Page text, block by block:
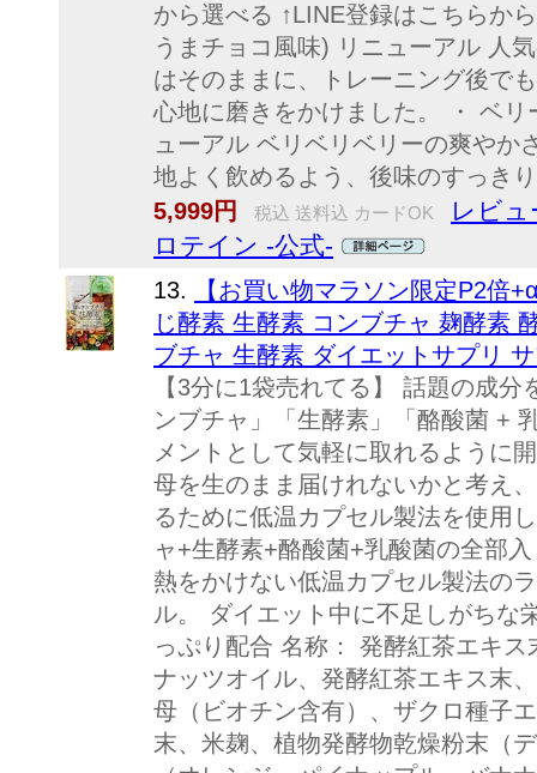
から選べる ↑LINE登録はこちらか
うまチョコ風味) リニューアル 人
はそのままに、トレーニング後で
心地に磨きをかけました。 ・ ベ
ューアル ベリベリベリーの爽やか
地よく飲めるよう、後味のすっき
5,999円
税込 送料込 カードOK
レビュ
ロテイン -公式-
13.
【お買い物マラソン限定P2倍
じ酵素 生酵素 コンブチャ 麹酵素
ブチャ 生酵素 ダイエットサプリ
【3分に1袋売れてる】 話題の成
ンブチャ」「生酵素」「酪酸菌 +
メントとして気軽に取れるように
母を生のまま届けれないかと考え
るために低温カプセル製法を使用
ャ+生酵素+酪酸菌+乳酸菌の全部
熱をかけない低温カプセル製法の
ル。 ダイエット中に不足しがちな
っぷり配合 名称： 発酵紅茶エキ
ナッツオイル、発酵紅茶エキス末
母（ビオチン含有）、ザクロ種子
末、米麹、植物発酵物乾燥粉末（